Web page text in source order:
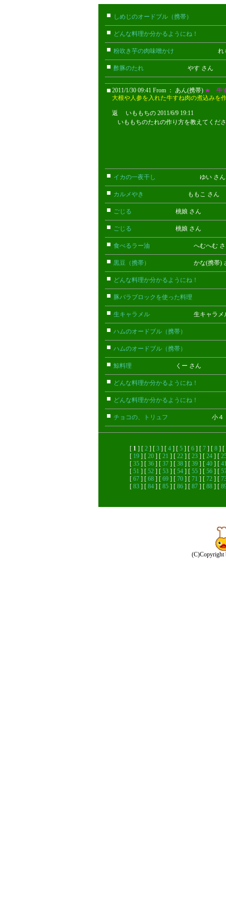
しめじのオードブル（携帯）
どんな料理か分かるようにね！
粉吹き芋の肉味噌かけ れもん
酢豚のたれ やす さん
2011/1/30 09:41 From ： あん(携帯) ★ 牛す
大根や人参を入れた牛すね肉の煮込みを
返 いももちの 2011/6/9 19:11
いももちのたれの作り方を教えてくだ
イカの一夜干し ゆい さ
カルメやき ももこ さん
ごじる 桃娘 さん
ごじる 桃娘 さん
食べるラー油 へむへむ さ
黒豆（携帯） かな(携帯)
どんな料理か分かるようにね！
豚バラブロックを使った料理
生キャラメル 生キャラメル
ハムのオードブル（携帯）
ハムのオードブル（携帯）
鯨料理 くー さん
どんな料理か分かるようにね！
どんな料理か分かるようにね！
チョコの、トリュフ 小４ さ
[ 1 ] [ 2 ] [ 3 ] [ 4 ] [ 5 ] [ 6 ] [ 7 ] [ 8 ] [
[ 19 ] [ 20 ] [ 21 ] [ 22 ] [ 23 ] [ 24 ] [
[ 35 ] [ 36 ] [ 37 ] [ 38 ] [ 39 ] [ 40 ] [
[ 51 ] [ 52 ] [ 53 ] [ 54 ] [ 55 ] [ 56 ] [
[ 67 ] [ 68 ] [ 69 ] [ 70 ] [ 71 ] [ 72 ] [
[ 83 ] [ 84 ] [ 85 ] [ 86 ] [ 87 ] [ 88 ] [